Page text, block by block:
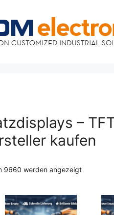
–
kaufen
9660 werden angezeigt